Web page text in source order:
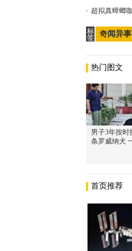
超拟真蟑螂
标
签
奇闻异事
热门图文
男子3年按时
条罗威纳犬
首页推荐